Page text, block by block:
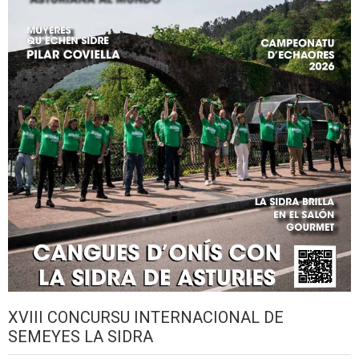
XVIII CONCURSU INTERNACIONAL DE
SEMEYES LA SIDRA